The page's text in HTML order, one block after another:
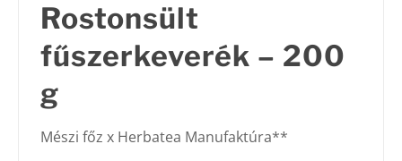
Rostonsült
fűszerkeverék – 200
g
Mészi főz x Herbatea Manufaktúra**